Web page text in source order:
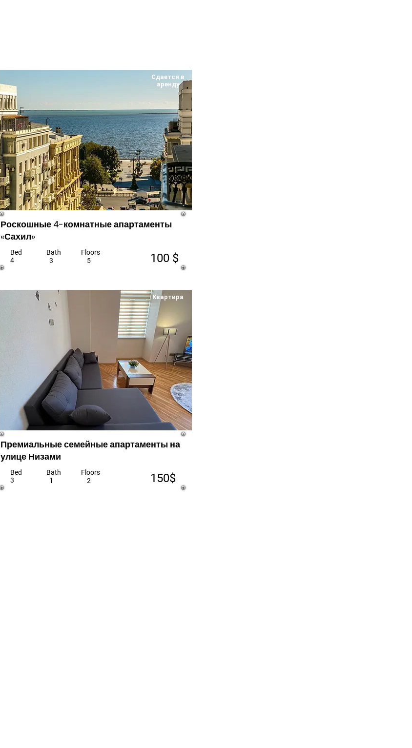
Сдается в
аренду
Роскошные 4-комнатные апартаменты
«Сахил»
Bed
4
Bath
3
Floors
5
100 $
Квартира
Премиальные семейные апартаменты на
улице Низами
Bed
3
Bath
1
Floors
2
150$